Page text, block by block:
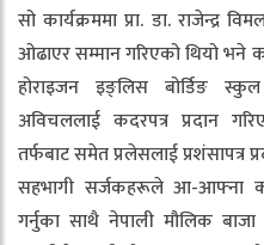
सो कार्यक्रममा प्रा. डा. राजेन्द्र
ओढाएर सम्मान गरिएको थियो भने
होराइजन इङ्लिस बोर्डिङ
अविचललाई कदरपत्र प्रदान
तर्फबाट समेत प्रलेसलाई प्रशंसापत्र
सहभागी सर्जकहरूले आ-आफ्ना
गर्नुका साथै नेपाली मौलिक बाजा